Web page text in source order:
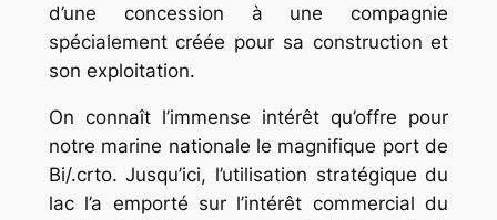
d’une concession à une compagnie
spécialement créée pour sa construction et
son exploitation.
On connaît l’immense intérêt qu’offre pour
notre marine nationale le magnifique port de
Bi/.crto. Jusqu’ici, l’utilisation stratégique du
lac l’a emporté sur l’intérêt commercial du